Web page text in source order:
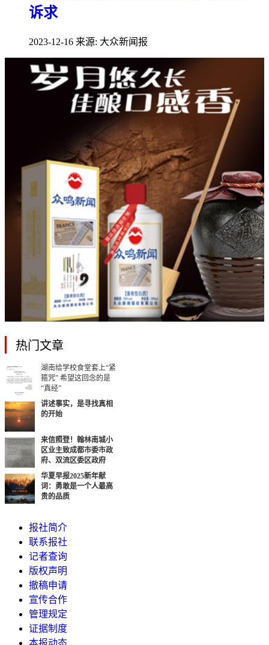
诉求
2023-12-16 来源: 大众新闻报
热门文章
湖南给学校食堂套上“紧
箍咒” 希望这回念的是
“真经”
讲述事实，是寻找真相
的开始
来信照登！翰林南城小
区业主致成都市委市政
府、双流区委区政府
华夏早报2025新年献
词：勇敢是一个人最高
贵的品质
报社简介
联系报社
记者查询
版权声明
撤稿申请
宣传合作
管理规定
证据制度
本报动态